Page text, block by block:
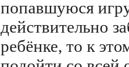
попавшуюся
действительно
ребёнке, то к